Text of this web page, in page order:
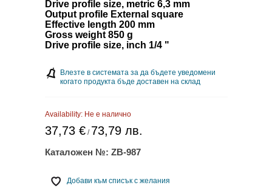
Drive profile size, metric 6,3 mm
Output profile External square
Effective length 200 mm
Gross weight 850 g
Drive profile size, inch 1/4 "
Влезте в системата за да бъдете уведомени
когато продукта бъде доставен на склад
Availability: Не е налично
37,73 €/ 73,79 лв.
Каталожен №: ZB-987
Добави към списък с желания